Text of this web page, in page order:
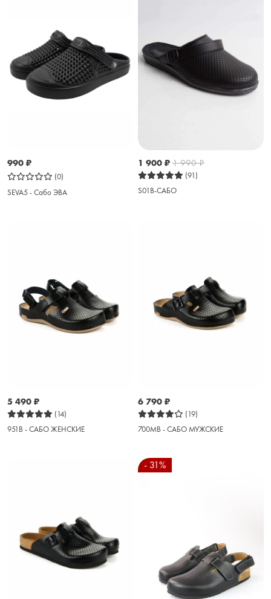
990 ₽
(0)
SEVA5 - Сабо ЭВА
1 900 ₽ 1 990₽
(91)
S01B-САБО
5 490 ₽
(14)
951B - САБО ЖЕНСКИЕ
6 790 ₽
(19)
700MB - САБО МУЖСКИЕ
- 31%